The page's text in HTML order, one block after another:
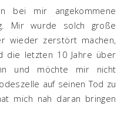
bei mir angekommene
Mir wurde solch große
wieder zerstört machen,
die letzten 10 Jahre über
und möchte mir nicht
auf seinen Tod zu
mich nah daran bringen